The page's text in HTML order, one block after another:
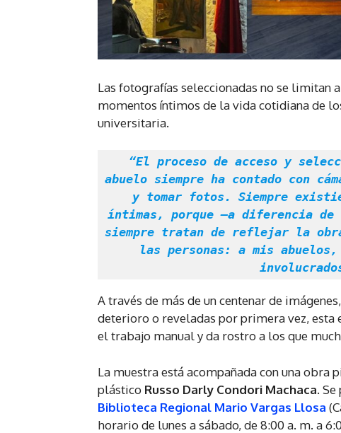
Las fotografías seleccionadas no se limitan
momentos íntimos de la vida cotidiana de
universitaria.
abuelo siempre ha contado con
y tomar fotos. Siempre
íntimas, porque —a diferencia
siempre tratan de reflejar la
las personas: a mis
A través de más de un centenar de
deterioro o reveladas por primera vez, esta
el trabajo manual y da rostro a los que
La muestra está acompañada con una obra
plástico Russo Darly Condori Machaca.
Biblioteca Regional Mario Vargas Llosa
horario de lunes a sábado, de 8:00 a. m. a